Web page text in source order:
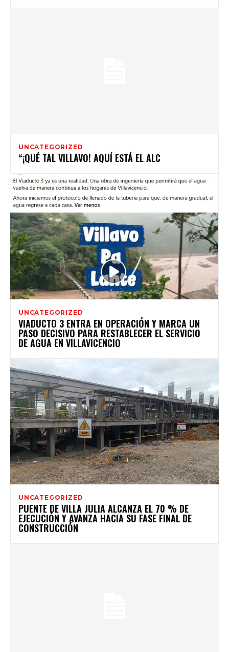
UNCATEGORIZED
“¡QUÉ TAL VILLAVO! AQUÍ ESTÁ EL ALC
UNCATEGORIZED
VIADUCTO 3 ENTRA EN OPERACIÓN Y MARCA UN
PASO DECISIVO PARA RESTABLECER EL SERVICIO
DE AGUA EN VILLAVICENCIO
UNCATEGORIZED
PUENTE DE VILLA JULIA ALCANZA EL 70 % DE
EJECUCIÓN Y AVANZA HACIA SU FASE FINAL DE
CONSTRUCCIÓN